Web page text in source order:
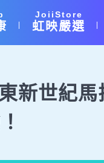
|
JoiiStore
虹映嚴選 |
東新世紀